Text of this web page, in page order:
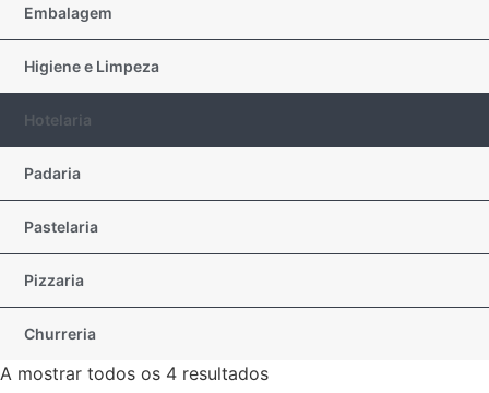
Embalagem
Higiene e Limpeza
Hotelaria
Padaria
Pastelaria
Pizzaria
Churreria
A mostrar todos os 4 resultados